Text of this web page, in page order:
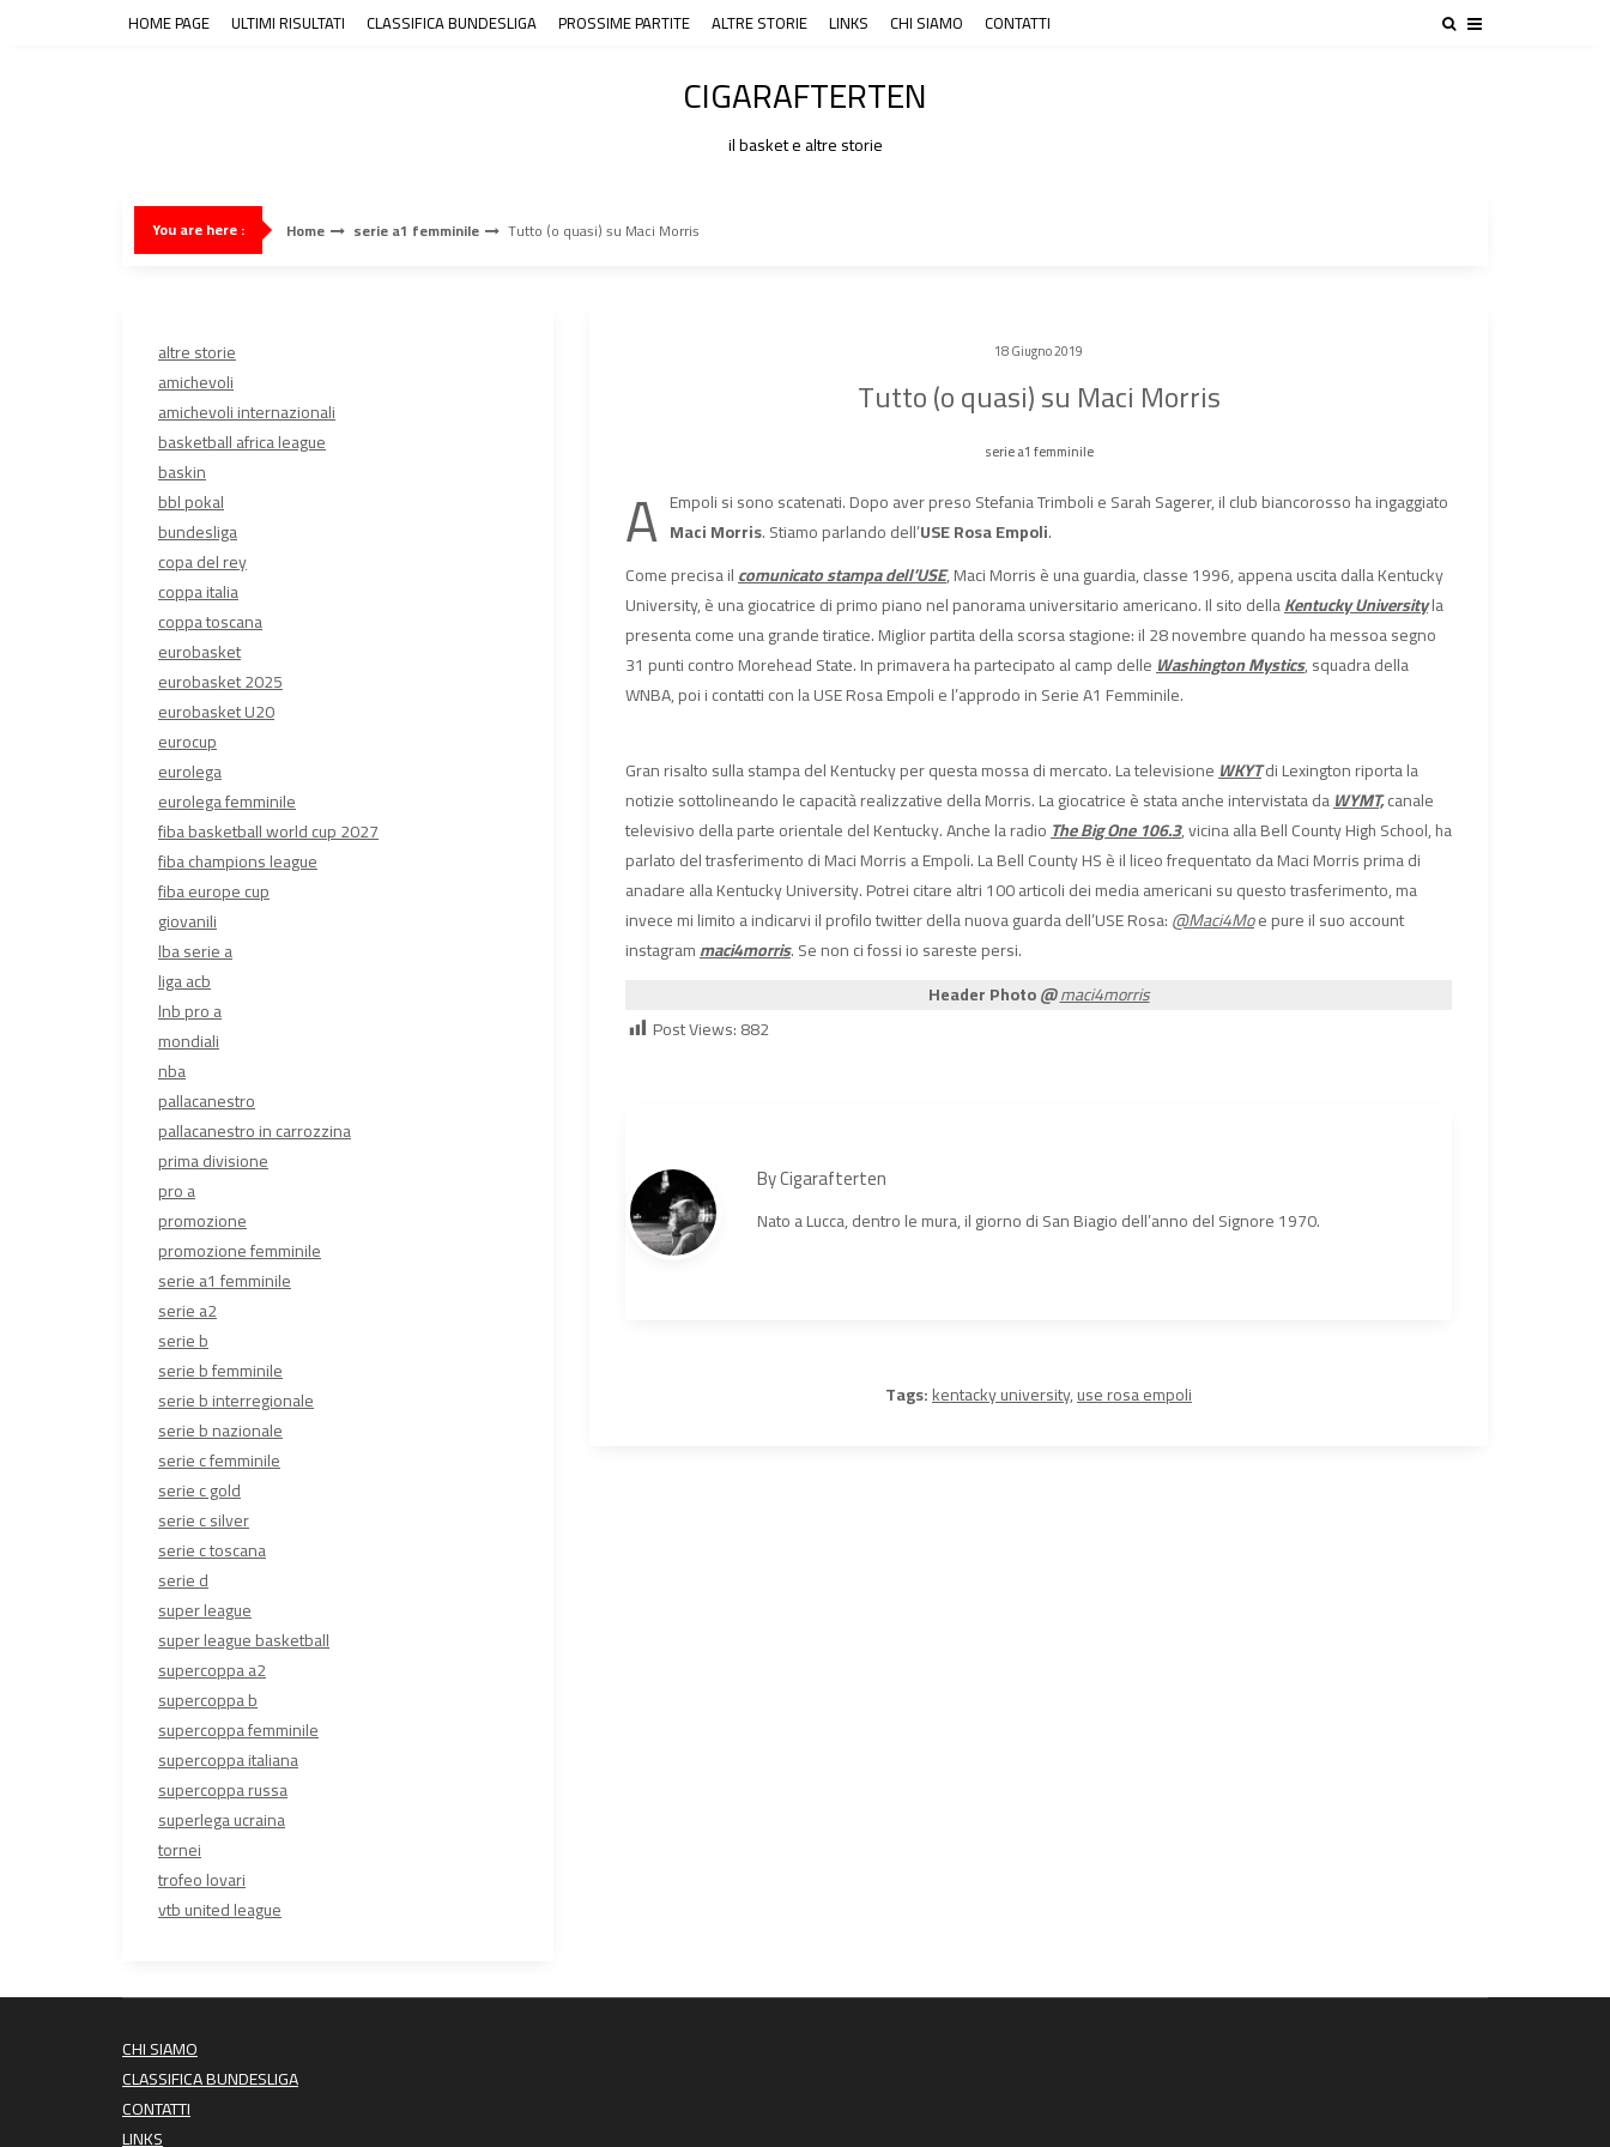
HOME PAGE ULTIMI RISULTATI CLASSIFICA BUNDESLIGA PROSSIME PARTITE ALTRE STORIE LINKS CHI SIAMO CONTATTI
CIGARAFTERTEN
il basket e altre storie
You are here : Home serie a1 femminile Tutto (o quasi) su Maci Morris
18 Giugno 2019
Tutto (o quasi) su Maci Morris
serie a1 femminile
A Empoli si sono scatenati. Dopo aver preso Stefania Trimboli e Sarah Sagerer, il club biancorosso ha ingaggiato
Maci Morris. Stiamo parlando dell’USE Rosa Empoli.
Come precisa ilcomunicato stampa dell’USE, Maci Morris è una guardia, classe 1996, appena uscita dalla Kentucky
University, è una giocatrice di primo piano nel panorama universitario americano. Il sito dellaKentucky Universityla
presenta come una grande tiratice. Miglior partita della scorsa stagione: il 28 novembre quando ha messoa segno
31 punti contro Morehead State. In primavera ha partecipato al camp delleWashington Mystics, squadra della
WNBA, poi i contatti con la USE Rosa Empoli e l’approdo in Serie A1 Femminile.
Gran risalto sulla stampa del Kentucky per questa mossa di mercato. La televisioneWKYTdi Lexington riporta la
notizie sottolineando le capacità realizzative della Morris. La giocatrice è stata anche intervistata daWYMT,canale
televisivo della parte orientale del Kentucky. Anche la radioThe Big One 106.3, vicina alla Bell County High School, ha
parlato del trasferimento di Maci Morris a Empoli. La Bell County HS è il liceo frequentato da Maci Morris prima di
anadare alla Kentucky University. Potrei citare altri 100 articoli dei media americani su questo trasferimento, ma
invece mi limito a indicarvi il profilo twitter della nuova guarda dell’USE Rosa:@Maci4Moe pure il suo account
instagrammaci4morris. Se non ci fossi io sareste persi.
Header Photo@maci4morris
Post Views:882
ByCigarafterten
Nato a Lucca, dentro le mura, il giorno di San Biagio dell’anno del Signore 1970.
Tags:kentacky university,use rosa empoli
altre storie
amichevoli
amichevoli internazionali
basketball africa league
baskin
bbl pokal
bundesliga
copa del rey
coppa italia
coppa toscana
eurobasket
eurobasket 2025
eurobasket U20
eurocup
eurolega
eurolega femminile
fiba basketball world cup 2027
fiba champions league
fiba europe cup
giovanili
lba serie a
liga acb
lnb pro a
mondiali
nba
pallacanestro
pallacanestro in carrozzina
prima divisione
pro a
promozione
promozione femminile
serie a1 femminile
serie a2
serie b
serie b femminile
serie b interregionale
serie b nazionale
serie c femminile
serie c gold
serie c silver
serie c toscana
serie d
super league
super league basketball
supercoppa a2
supercoppa b
supercoppa femminile
supercoppa italiana
supercoppa russa
superlega ucraina
tornei
trofeo lovari
vtb united league
CHI SIAMO
CLASSIFICA BUNDESLIGA
CONTATTI
LINKS